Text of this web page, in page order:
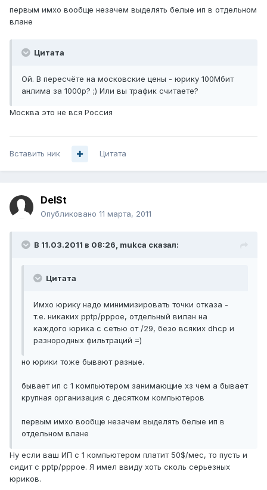
первым имхо вообще незачем выделять белые ип в отдельном
влане
Цитата
Ой. В пересчёте на московские цены - юрику 100Мбит
анлима за 1000р? ;) Или вы трафик считаете?
Москва это не вся Россия
Вставить ник Цитата
DelSt
Опубликовано 11 марта, 2011
В 11.03.2011 в 08:26, mukca сказал:
Цитата
Имхо юрику надо минимизировать точки отказа -
т.е. никаких pptp/pppoe, отдельный вилан на
каждого юрика с сетью от /29, безо всяких dhcp и
разнородных фильтраций =)
но юрики тоже бывают разные.
бывает ип с 1 компьютером занимающие хз чем а бывает
крупная организация с десятком компьютеров
первым имхо вообще незачем выделять белые ип в
отдельном влане
Ну если ваш ИП с 1 компьютером платит 50$/мес, то пусть и
сидит с pptp/pppoe. Я имел ввиду хоть сколь серьезных
юриков.